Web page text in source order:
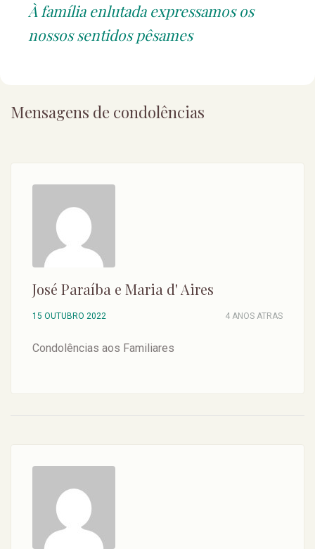
À família enlutada expressamos os
nossos sentidos pêsames
Mensagens de condolências
José Paraíba e Maria d' Aires
15 OUTUBRO 2022 4 ANOS ATRAS
Condolências aos Familiares